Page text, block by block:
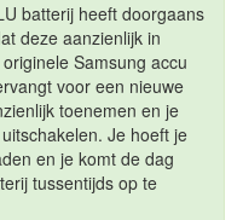
batterij heeft doorgaans
deze aanzienlijk in
Samsung accu
voor een nieuwe
toenemen en je
Je hoeft je
en je komt de dag
tussentijds op te